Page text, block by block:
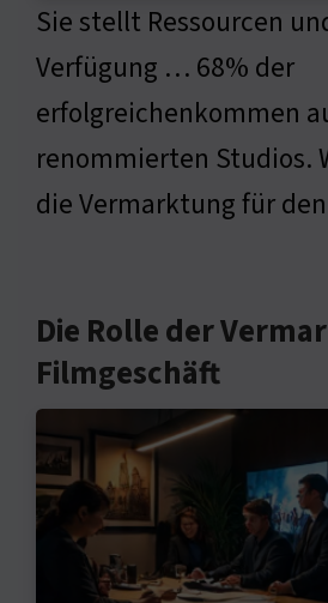
Sie stellt Ressourcen
Verfügung … 68% der
erfolgreichenkommen
renommierten Studios.
die Vermarktung für
Die Rolle der
Filmgeschäft